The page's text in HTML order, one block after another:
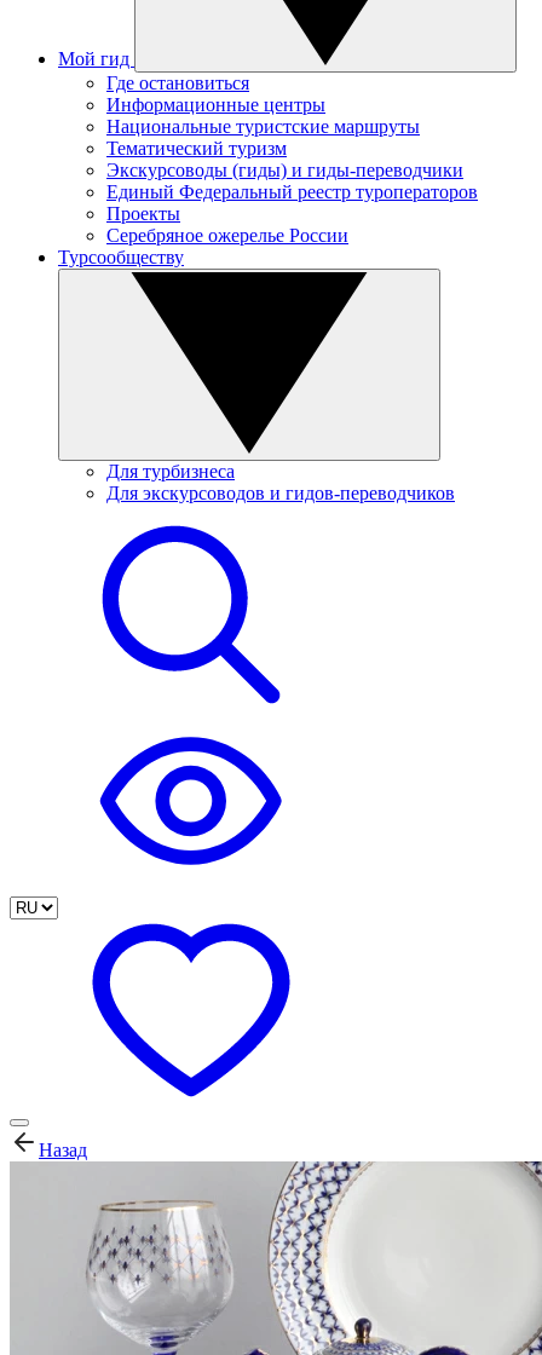
Мой гид
Где остановиться
Информационные центры
Национальные туристские маршруты
Тематический туризм
Экскурсоводы (гиды) и гиды-переводчики
Единый Федеральный реестр туроператоров
Проекты
Серебряное ожерелье России
Турсообществу
Для турбизнеса
Для экскурсоводов и гидов-переводчиков
Назад